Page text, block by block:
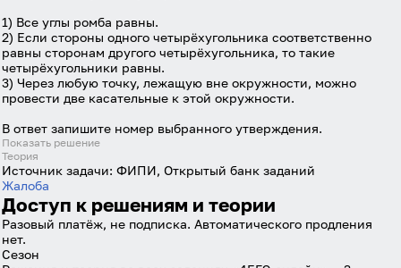
Забыли пароль?
Даю согласие наобработку своих персональных
данныхна условиях и для целей, определённых в
политике в отношении обработки персональных
данных, а также принимаюПользовательское
Войти через Вконтакте
1) Все углы ромба равны.
2) Если стороны одного четырёхугольника соответственно
равны сторонам другого четырёхугольника, то такие
четырёхугольники равны.
3) Через любую точку, лежащую вне окружности, можно
провести две касательные к этой окружности.
В ответ запишите номер выбранного утверждения.
Показать решение
Теория
Источник задачи: ФИПИ, Открытый банк заданий
Жалоба
Доступ к решениям и теории
Разовый платёж, не подписка. Автоматического продления
нет.
Сезон